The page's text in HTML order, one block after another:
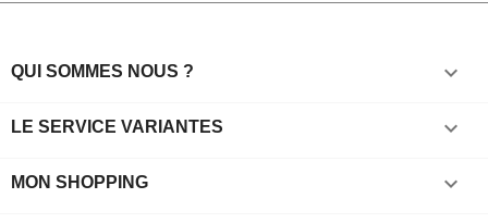
QUI SOMMES NOUS ? 
LE SERVICE VARIANTES 
MON SHOPPING 